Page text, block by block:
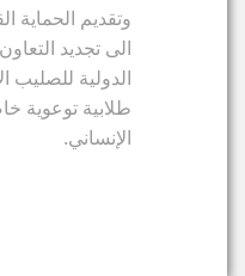
وتقديم الحماية
الى تجديد التعاون
الدولية للصليب
طلابية توعوية
الإنساني.